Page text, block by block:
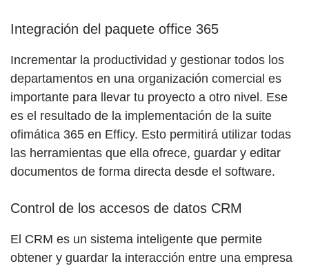
Integración del paquete office 365
Incrementar la productividad y gestionar todos los
departamentos en una organización comercial es
importante para llevar tu proyecto a otro nivel. Ese
es el resultado de la implementación de la suite
ofimática 365 en Efficy. Esto permitirá utilizar todas
las herramientas que ella ofrece, guardar y editar
documentos de forma directa desde el software.
Control de los accesos de datos CRM
El CRM es un sistema inteligente que permite
obtener y guardar la interacción entre una empresa